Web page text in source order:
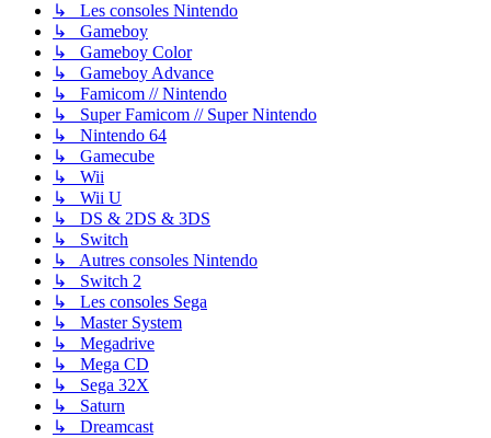
↳ Les consoles Nintendo
↳ Gameboy
↳ Gameboy Color
↳ Gameboy Advance
↳ Famicom // Nintendo
↳ Super Famicom // Super Nintendo
↳ Nintendo 64
↳ Gamecube
↳ Wii
↳ Wii U
↳ DS & 2DS & 3DS
↳ Switch
↳ Autres consoles Nintendo
↳ Switch 2
↳ Les consoles Sega
↳ Master System
↳ Megadrive
↳ Mega CD
↳ Sega 32X
↳ Saturn
↳ Dreamcast